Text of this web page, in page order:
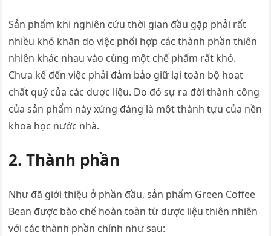
Sản phẩm khi nghiên cứu thời gian đầu gặp phải rất
nhiều khó khăn do việc phối hợp các thành phần thiên
nhiên khác nhau vào cùng một chế phẩm rất khó.
Chưa kể đến việc phải đảm bảo giữ lại toàn bộ hoạt
chất quý của các dược liệu. Do đó sự ra đời thành công
của sản phẩm này xứng đáng là một thành tựu của nền
khoa học nước nhà.
2. Thành phần
Như đã giới thiệu ở phần đầu, sản phẩm Green Coffee
Bean được bào chế hoàn toàn từ dược liệu thiên nhiên
với các thành phần chính như sau: